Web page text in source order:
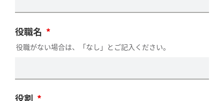
役職名 *
役職がない場合は、「なし」とご記入ください。
役割 *